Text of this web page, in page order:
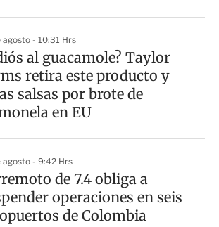
agosto - 10:31 Hrs
al guacamole? Taylor
retira este producto y
salsas por brote de
en EU
agosto - 9:42 Hrs
de 7.4 obliga a
operaciones en seis
de Colombia